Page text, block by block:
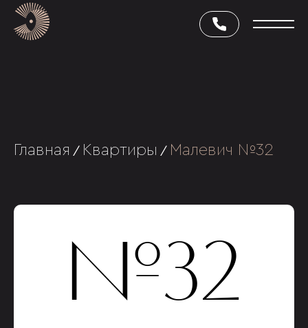
Главная / Квартиры / Малевич №32
№32